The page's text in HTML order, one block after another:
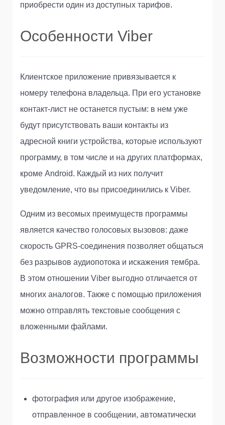
приобрести один из доступных тарифов.
Особенности Viber
Клиентское приложение привязывается к
номеру телефона владельца. При его установке
контакт-лист не останется пустым: в нем уже
будут присутствовать ваши контакты из
адресной книги устройства, которые используют
программу, в том числе и на других платформах,
кроме Android. Каждый из них получит
уведомление, что вы присоединились к Viber.
Одним из весомых преимуществ программы
является качество голосовых вызовов: даже
скорость GPRS-соединения позволяет общаться
без разрывов аудиопотока и искажения тембра.
В этом отношении Viber выгодно отличается от
многих аналогов. Также с помощью приложения
можно отправлять текстовые сообщения с
вложенными файлами.
Возможности программы
фотография или другое изображение,
отправленное в сообщении, автоматически